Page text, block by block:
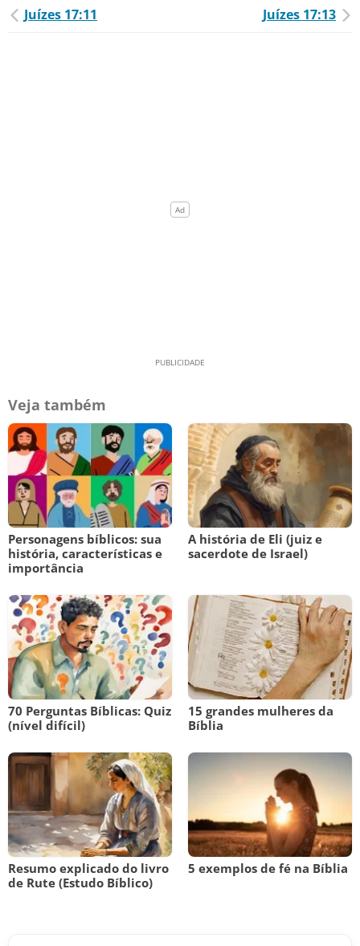
Juízes 17:11 Juízes 17:13
Veja também
Personagens bíblicos: sua
história, características e
importância
A história de Eli (juiz e
sacerdote de Israel)
70 Perguntas Bíblicas: Quiz
(nível difícil)
15 grandes mulheres da
Bíblia
Resumo explicado do livro
de Rute (Estudo Bíblico)
5 exemplos de fé na Bíblia